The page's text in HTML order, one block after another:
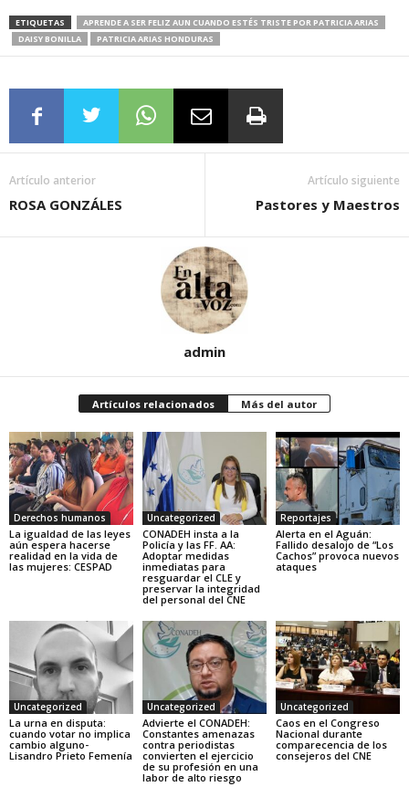
ETIQUETAS
APRENDE A SER FELIZ AUN CUANDO ESTÉS TRISTE POR PATRICIA ARIAS
DAISY BONILLA
PATRICIA ARIAS HONDURAS
Artículo anterior
ROSA GONZÁLES
Artículo siguiente
Pastores y Maestros
admin
Artículos relacionados Más del autor
Derechos humanos
La igualdad de las leyes
aún espera hacerse
realidad en la vida de
las mujeres: CESPAD
Uncategorized
CONADEH insta a la
Policía y las FF. AA:
Adoptar medidas
inmediatas para
resguardar el CLE y
preservar la integridad
del personal del CNE
Reportajes
Alerta en el Aguán:
Fallido desalojo de “Los
Cachos” provoca nuevos
ataques
Uncategorized
La urna en disputa:
cuando votar no implica
cambio alguno-
Lisandro Prieto Femenía
Uncategorized
Advierte el CONADEH:
Constantes amenazas
contra periodistas
convierten el ejercicio
de su profesión en una
labor de alto riesgo
Uncategorized
Caos en el Congreso
Nacional durante
comparecencia de los
consejeros del CNE